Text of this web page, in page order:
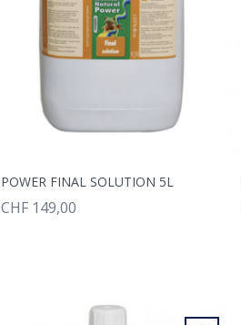
POWER FINAL SOLUTION 5L
CHF 149,00